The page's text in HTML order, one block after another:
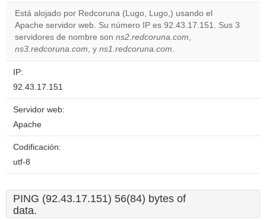
Do you
own this
website?
Está alojado por Redcoruna (Lugo, Lugo,) usando el
Apache servidor web. Su número IP es 92.43.17.151. Sus 3
servidores de nombre son ns2.redcoruna.com,
ns3.redcoruna.com, y ns1.redcoruna.com.
IP:
92.43.17.151
Servidor web:
Apache
Codificación:
utf-8
PING (92.43.17.151) 56(84) bytes of
data.